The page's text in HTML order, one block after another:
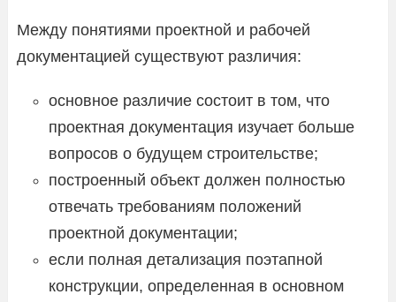
Между понятиями проектной и рабочей
документацией существуют различия:
основное различие состоит в том, что
проектная документация изучает больше
вопросов о будущем строительстве;
построенный объект должен полностью
отвечать требованиям положений
проектной документации;
если полная детализация поэтапной
конструкции, определенная в основном